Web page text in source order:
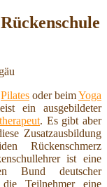
Pilates oder beimYoga
ein ausgebildeter
. Es gibt aber
Zusatzausbildung
Rückenschmerz
ist eine
Bund deutscher
Teilnehmer eine